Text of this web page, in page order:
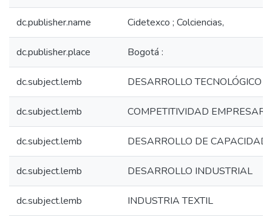
dc.publisher.name Cidetexco ; Colciencias,
dc.publisher.place Bogotá :
dc.subject.lemb DESARROLLO TECNOLÓGICO
dc.subject.lemb COMPETITIVIDAD
dc.subject.lemb DESARROLLO DE
dc.subject.lemb DESARROLLO INDUSTRIAL
dc.subject.lemb INDUSTRIA TEXTIL